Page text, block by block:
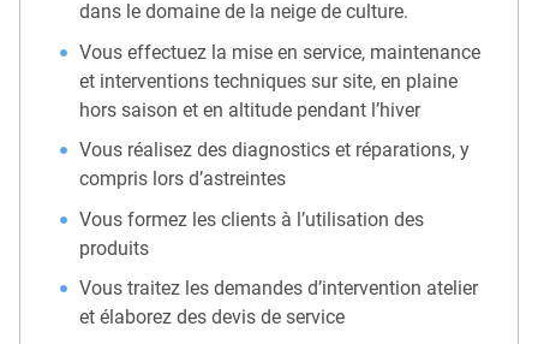
dans le domaine de la neige de culture.
Vous effectuez la mise en service, maintenance
et interventions techniques sur site, en plaine
hors saison et en altitude pendant l’hiver
Vous réalisez des diagnostics et réparations, y
compris lors d’astreintes
Vous formez les clients à l’utilisation des
produits
Vous traitez les demandes d’intervention atelier
et élaborez des devis de service